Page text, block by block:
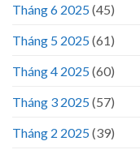
Tháng 6 2025(45)
Tháng 5 2025(61)
Tháng 4 2025(60)
Tháng 3 2025(57)
Tháng 2 2025(39)